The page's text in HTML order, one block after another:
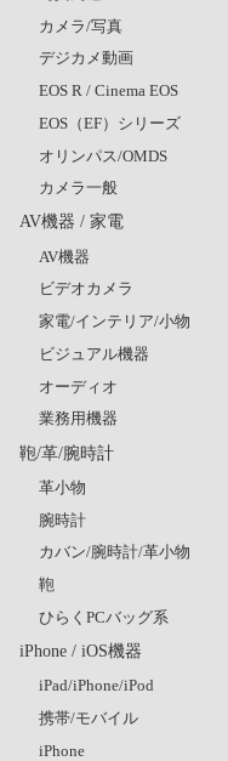
カメラ/写真
デジカメ動画
EOS R / Cinema EOS
EOS（EF）シリーズ
オリンパス/OMDS
カメラ一般
AV機器 / 家電
AV機器
ビデオカメラ
家電/インテリア/小物
ビジュアル機器
オーディオ
業務用機器
鞄/革/腕時計
革小物
腕時計
カバン/腕時計/革小物
鞄
ひらくPCバッグ系
iPhone / iOS機器
iPad/iPhone/iPod
携帯/モバイル
iPhone